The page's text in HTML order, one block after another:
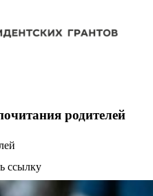
родителей